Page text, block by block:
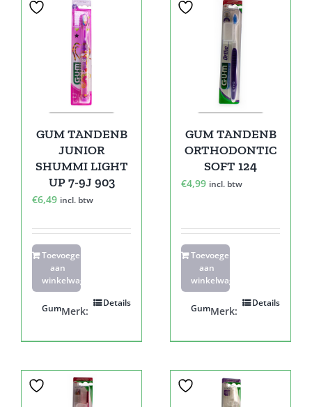
GUM TANDENB
JUNIOR
SHUMMI LIGHT
UP 7-9J 903
€6,49 incl. btw
Toevoegen
aan
winkelwagen
Details
Merk:
Gum
GUM TANDENB
ORTHODONTIC
SOFT 124
€4,99 incl. btw
Toevoegen
aan
winkelwagen
Details
Merk:
Gum